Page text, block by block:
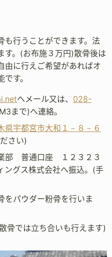
も行うことができます。法
す。(お布施３万円)散骨後は
由に行えご希望があればオ
す。
へメール又は、 028-
まで)へ連絡。
県宇都宮市大和１－８－６
さい)
部 普通口座 １２３２３
グス株式会社へ振込。(手
をパウダー粉骨を行いま
骨では立ち合いも行えます)